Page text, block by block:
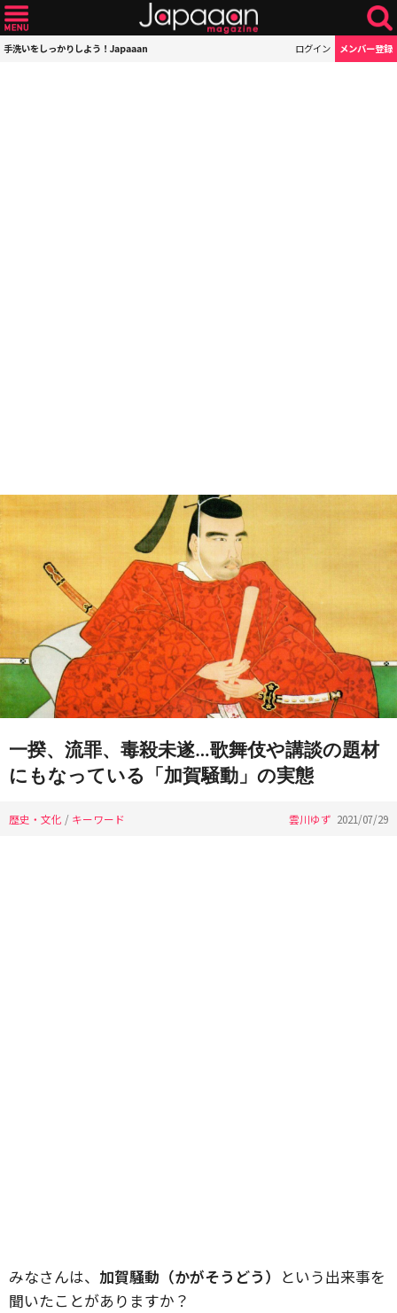
手洗いをしっかりしよう！Japaaan ログイン メンバー登録
一揆、流罪、毒殺未遂…歌舞伎や講談の題材
にもなっている「加賀騒動」の実態
歴史・文化 / キーワード 雲川ゆず 2021/07/29
みなさんは、 加賀騒動（かがそうどう） という出来事を
聞いたことがありますか？